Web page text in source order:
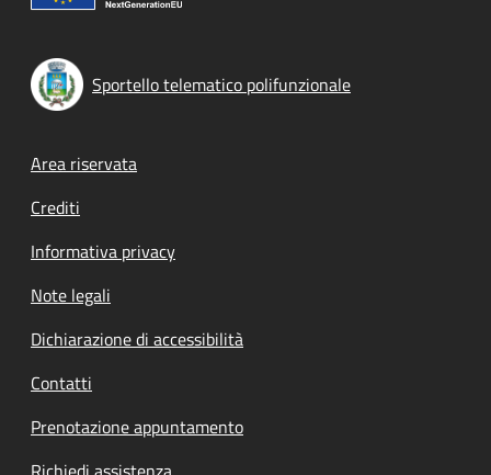
Sportello telematico polifunzionale
Footer menu
Area riservata
Crediti
Informativa privacy
Note legali
Dichiarazione di accessibilità
Contatti
Prenotazione appuntamento